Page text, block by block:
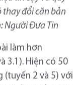
thay đổi căn bản
Người Đưa Tin
làm hơn
3.1). Hiện có 50
(tuyến 2 và 5) với